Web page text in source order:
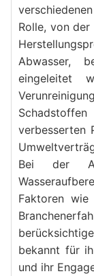
Rolle, von
Abwasser,
eingeleitet
verbesserten
Bei der
Faktoren wie
bekannt für
und ihr